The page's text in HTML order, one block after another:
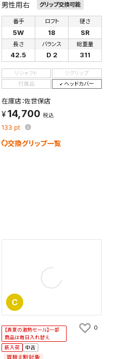
男性用右 グリップ交換可能
番手
5W
ロフト
18
硬さ
SR
長さ
42.5
バランス
D 2
総重量
311
リシャフト
リグリップ
付属品
ヘッドカバー
在庫店：佐世保店
14,700 税込
133 pt
交換グリップ一覧
C
【真夏の激熱セール】一部
商品は毎日入れ替え
新入荷
中古
買替え割対象
0